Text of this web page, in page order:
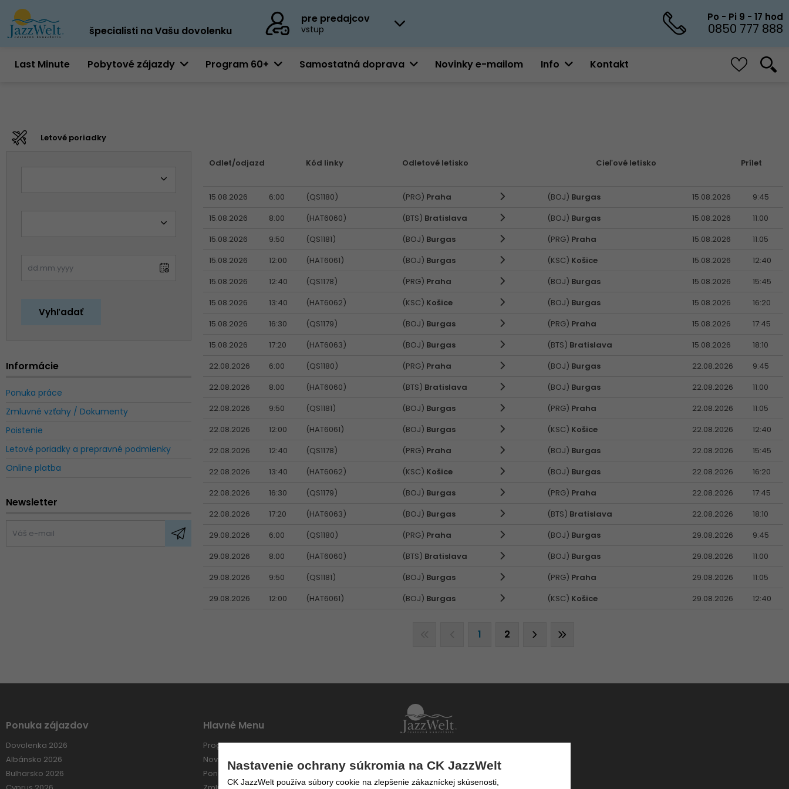
špecialisti na Vašu dovolenku
pre predajcov
vstup
Po - Pi 9 - 17 hod
0850 777 888
Last Minute Pobytové zájazdy Program 60+ Samostatná doprava Novinky e-mailom Info Kontakt
Letové poriadky
Informácie
Ponuka práce
Zmluvné vzťahy / Dokumenty
Poistenie
Letové poriadky a prepravné podmienky
Online platba
Newsletter
Odlet/odjazd Kód linky Odletové letisko Cieľové letisko Prílet
15.08.2026 6:00 (QS1180) (PRG) Praha (BOJ) Burgas 15.08.2026
9:45
15.08.2026
8:00 (HAT6060) (BTS) Bratislava (BOJ) Burgas 15.08.2026
11:00
15.08.2026
9:50 (QS1181) (BOJ) Burgas (PRG) Praha 15.08.2026
11:05
15.08.2026
12:00 (HAT6061) (BOJ) Burgas (KSC) Košice 15.08.2026
12:40
15.08.2026
12:40 (QS1178) (PRG) Praha (BOJ) Burgas 15.08.2026
15:45
15.08.2026
13:40 (HAT6062) (KSC) Košice (BOJ) Burgas 15.08.2026
16:20
15.08.2026
16:30 (QS1179) (BOJ) Burgas (PRG) Praha 15.08.2026
17:45
15.08.2026
17:20 (HAT6063) (BOJ) Burgas (BTS) Bratislava 15.08.2026
18:10
22.08.2026
6:00 (QS1180) (PRG) Praha (BOJ) Burgas 22.08.2026
9:45
22.08.2026
8:00 (HAT6060) (BTS) Bratislava (BOJ) Burgas 22.08.2026
11:00
22.08.2026
9:50 (QS1181) (BOJ) Burgas (PRG) Praha 22.08.2026
11:05
22.08.2026
12:00 (HAT6061) (BOJ) Burgas (KSC) Košice 22.08.2026
12:40
22.08.2026
12:40 (QS1178) (PRG) Praha (BOJ) Burgas 22.08.2026
15:45
22.08.2026
13:40 (HAT6062) (KSC) Košice (BOJ) Burgas 22.08.2026
16:20
22.08.2026
16:30 (QS1179) (BOJ) Burgas (PRG) Praha 22.08.2026
17:45
22.08.2026
17:20 (HAT6063) (BOJ) Burgas (BTS) Bratislava 22.08.2026
18:10
29.08.2026
6:00 (QS1180) (PRG) Praha (BOJ) Burgas 29.08.2026
9:45
29.08.2026
8:00 (HAT6060) (BTS) Bratislava (BOJ) Burgas 29.08.2026
11:00
29.08.2026
9:50 (QS1181) (BOJ) Burgas (PRG) Praha 29.08.2026
11:05
29.08.2026
12:00 (HAT6061) (BOJ) Burgas (KSC) Košice 29.08.2026 12:40
1 2
Ponuka zájazdov
Dovolenka 2026
Albánsko 2026
Bulharsko 2026
Hlavné Menu
Program 60+
Novinky e-mailom
Ponuka práce
0850 777 888
Nastavenie ochrany súkromia na CK JazzWelt
CK JazzWelt používa súbory cookie na zlepšenie zákazníckej skúsenosti,